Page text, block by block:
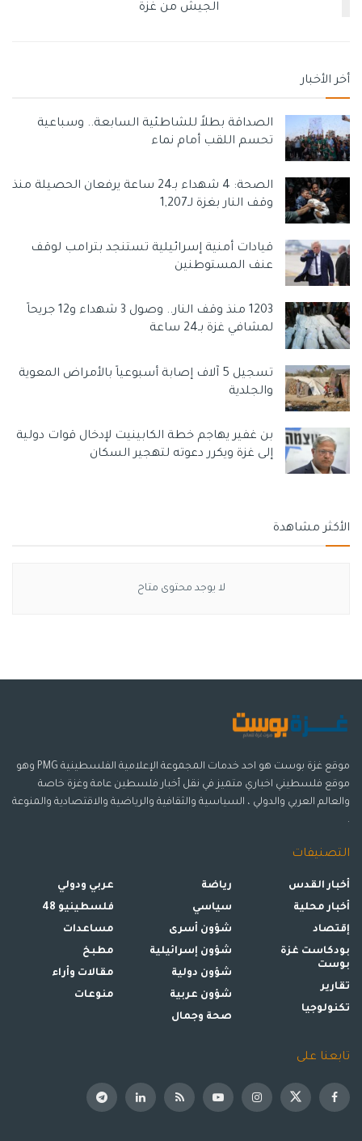
الجيش من غزة
أخر الأخبار
الصداقة بطلاً للشاطئية السابعة.. وسباعية
تحسم اللقب أمام نماء
الصحة: 4 شهداء بـ24 ساعة يرفعان الحصيلة منذ
وقف النار بغزة لـ1,207
قيادات أمنية إسرائيلية تستنجد بترامب لوقف
عنف المستوطنين
1203 منذ وقف النار.. وصول 3 شهداء و12 جريحاً
لمشافي غزة بـ24 ساعة
تسجيل 5 آلاف إصابة أسبوعياً بالأمراض المعوية
والجلدية
بن غفير يهاجم خطة الكابينيت لإدخال قوات دولية
إلى غزة ويكرر دعوته لتهجير السكان
الأكثر مشاهدة
لا يوجد محتوى متاح
موقع غزة بوست هو احد خدمات المجموعة الإعلامية الفلسطينية PMG وهو
موقع فلسطيني اخباري متميز في نقل أخبار فلسطين عامة وغزة خاصة
والعالم العربي والدولي ، السياسية والثقافية والرياضية والاقتصادية والمنوعة
.
التصنيفات
أخبار القدس
أخبار محلية
إقتصاد
بودكاست غزة
بوست
تقارير
تكنولوجيا
رياضة
سياسي
شؤون أسرى
شؤون إسرائيلية
شؤون دولية
شؤون عربية
صحة وجمال
عربي ودولي
فلسطينيو 48
مساعدات
مطبخ
مقالات وأراء
منوعات
تابعنا على